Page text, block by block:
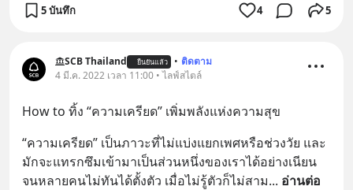
5 บันทึก 4 5
SCB Thailand ยืนยันแล้ว • ติดตาม
4 มี.ค. 2022 เวลา 11:00 • ไลฟ์สไตล์
How to ทิ้ง “ความเครียด” เพิ่มพลังแห่งความสุข
“ความเครียด” เป็นภาวะที่ไม่แบ่งแยกเพศหรือช่วงวัย และ
มักจะแทรกซึมเข้ามาเป็นส่วนหนึ่งของเราได้อย่างเนียน
จนหลายคนไม่ทันได้ตั้งตัว เมื่อไม่รู้ตัวก็ไม่สาม... อ่านต่อ